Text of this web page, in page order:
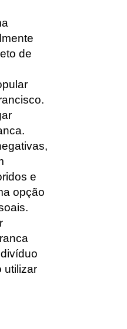
de
e
opção
utilizar